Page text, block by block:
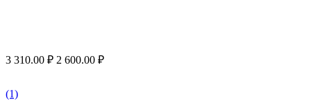
3 310.00 ₽ 2 600.00 ₽
(1)